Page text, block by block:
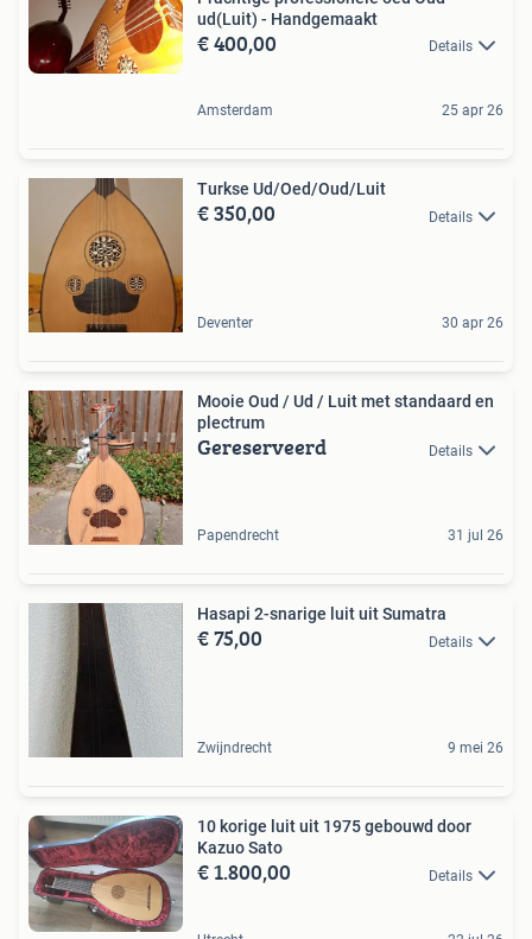
ud(Luit) - Handgemaakt
€ 400,00 Details
Amsterdam 25 apr 26
Turkse Ud/Oed/Oud/Luit
€ 350,00 Details
Deventer 30 apr 26
Mooie Oud / Ud / Luit met standaard en
plectrum
Gereserveerd Details
Papendrecht 31 jul 26
Hasapi 2-snarige luit uit Sumatra
€ 75,00 Details
Zwijndrecht 9 mei 26
10 korige luit uit 1975 gebouwd door
Kazuo Sato
€ 1.800,00 Details